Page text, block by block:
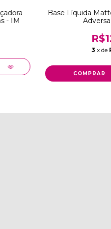
- IM
Base Líquida
3 x de